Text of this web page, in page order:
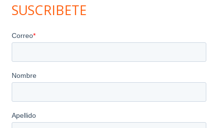
SUSCRIBETE